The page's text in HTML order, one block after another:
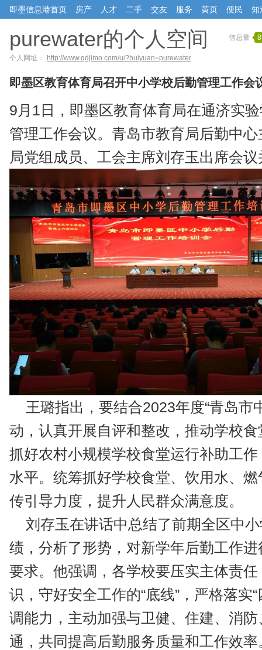
即墨信息港首页 房产 人才 二手 交友 服务 黄页 便民 知
purewater的个人空间 信息量
个人网址： http://www.qdjimo.com/u/?huiyuan=purewater
即墨区教育体育局召开中小学校后勤管理工作会
9月1日，即墨区教育体育局在通济实
管理工作会议。青岛市教育局后勤中
局党组成员、工会主席刘存玉出席会
王璐指出，要结合2023年度“青岛市
动，认真开展自评和整改，推动学校
抓好农村小规模学校食堂运行补助工
水平。统筹抓好学校食堂、饮用水、
传引导力度，提升人民群众满意度。
刘存玉在讲话中总结了前期全区中
绩，分析了形势，对新学年后勤工作
要求。他强调，各学校要压实主体责
识，守好安全工作的“底线”，严格落实
调能力，主动加强与卫健、住建、消
通，共同提高后勤服务质量和工作效